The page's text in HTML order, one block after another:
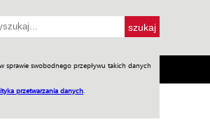
sprawie swobodnego przepływu takich danych
przetwarzania danych
Praca w WIW